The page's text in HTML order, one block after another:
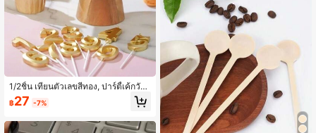
1/2ชิ้น เทียนตัวเลขสีทอง, ปาร์ตี้เค้กวันเ
กิดไร้ควัน ชุดตกแต่งเทียนขนมอบของ
หวาน
฿27 -7%